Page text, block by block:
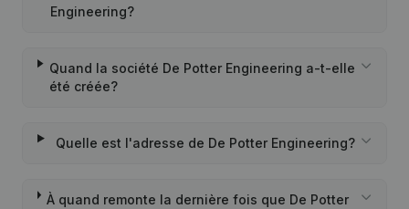
Engineering?
Quand la société De Potter Engineering a-t-elle
été créée?
Quelle est l'adresse de De Potter Engineering?
À quand remonte la dernière fois que De Potter